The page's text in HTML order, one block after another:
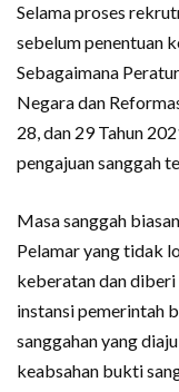
Selama proses
sebelum penentuan
Sebagaimana
Negara dan
28, dan 29 Tahun
pengajuan sanggah
Masa sanggah
Pelamar yang tidak
keberatan dan diberi
instansi pemerintah
sanggahan yang
keabsahan bukti